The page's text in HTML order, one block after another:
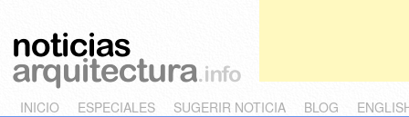
Main menu
Skip to primary content
Skip to secondary content
INICIO ESPECIALES SUGERIR NOTICIA BLOG